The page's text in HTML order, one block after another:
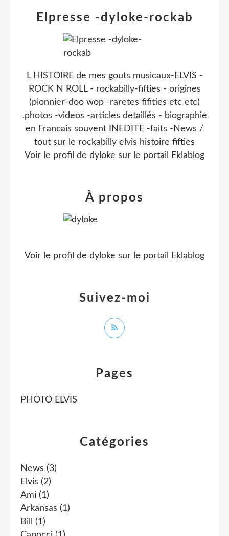
Catégories
News (3)
Elvis (2)
Ami (1)
Arkansas (1)
Bill
(1)
Pages
PHOTO ELVIS
Elpresse -dyloke-rockab
L HISTOIRE de mes gouts musicaux-ELVIS -
ROCK N ROLL - rockabilly-fifties - origines
(pionnier-doo wop -raretes fifities etc etc)
.photos -videos -articles detaillés - biographie
en Francais souvent INEDITE -faits -News /
tout sur le rockabilly elvis histoire fifties
Voir le profil de dyloke sur le portail Eklablog
Suivez-moi
À propos
Voir le profil de dyloke sur le portail Eklablog